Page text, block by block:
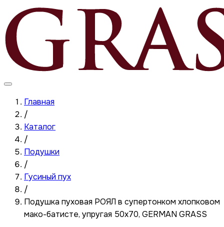
Главная
/
Каталог
/
Подушки
/
Гусиный пух
/
Подушка пуховая РОЯЛ в супертонком хлопковом
мако-батисте, упругая 50x70, GERMAN GRASS